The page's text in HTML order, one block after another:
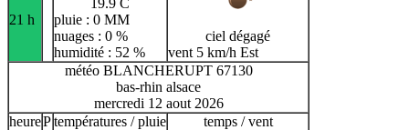
21 h
pluie : 0 MM
nuages : 0 %
humidité : 52 %
ciel dégagé
vent 5 km/h Est
météo BLANCHERUPT 67130
bas-rhin alsace
mercredi 12 aout 2026
heurePtempératures / pluie temps / vent